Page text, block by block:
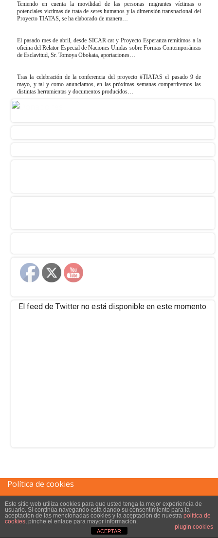
Teniendo en cuenta la movilidad de las personas migrantes víctimas o
potenciales víctimas de trata de seres humanos y la dimensión transnacional del
Proyecto TIATAS, se ha elaborado de manera…
El pasado mes de abril, desde SICAR cat y Proyecto Esperanza remitimos a la
oficina del Relator Especial de Naciones Unidas sobre Formas Contemporáneas
de Esclavitud, Sr. Tomoya Obokata, aportaciones…
Tras la celebración de la conferencia del proyecto #TIATAS el pasado 9 de
mayo, y tal y como anunciamos, en las próximas semanas compartiremos las
distintas herramientas y documentos producidos…
El feed de Twitter no está disponible en este momento.
Política de cookies
Aviso legal
Este sitio web utiliza cookies para que usted tenga la mejor experiencia de
usuario. Si continúa navegando está dando su consentimiento para la
aceptación de las mencionadas cookies y la aceptación de nuestra política de
cookies, pinche el enlace para mayor información.
plugin cookies
ACEPTAR